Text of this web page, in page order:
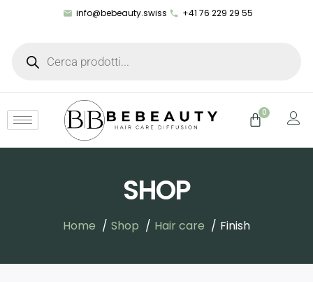
info@bebeauty.swiss +41 76 229 29 55
0
SHOP
Home Shop Hair care Finish